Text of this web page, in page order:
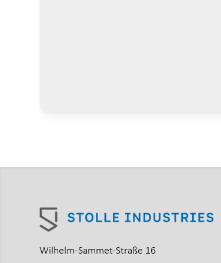
Wilhelm-Sammet-Straße 16